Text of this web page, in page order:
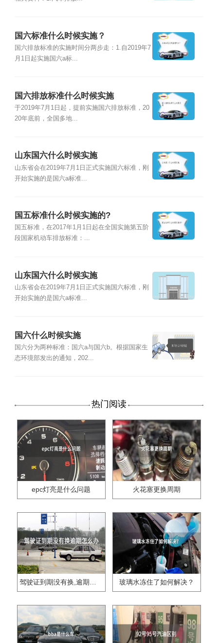
国六标准什么时候实施？
国六排放标准的实施时间分两步走：1.自2019年7
月1日起实施国六a标...
国六排放标准什么时候实施
于2019年7月1日起，提前实施国六排放标准，20
20年底前，全国多地...
山东国六什么时候实施
山东省会在2019年7月1日正式实施国六标准，刚
开始实施的是国六a标准...
国五标准什么时候实施的?
国五标准，在2017年1月1日起在全国实施第五阶
段国家机动车排放标准：...
山东国六什么时候实施
山东省会在2019年7月1日正式实施国六标准，刚
开始实施的是国六a标准...
国六什么时候实施
国六分为两种标准：国六a与国六b。根据国家生
态环境部发出的通知，202...
热门阅读
epc灯亮是什么问题 火花塞更换周期
驾驶证到期没有换,逾期怎么办?? 玻璃水冻住了如何解决？